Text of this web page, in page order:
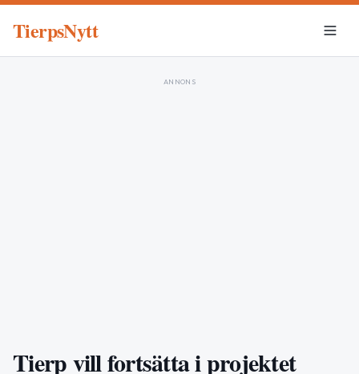
TierpsNytt
ANNONS
Tierp vill fortsätta i projektet